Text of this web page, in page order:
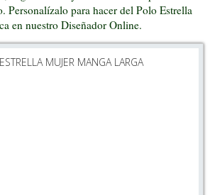
Personalízalo para hacer del Polo Estrella
en nuestro Diseñador Online.